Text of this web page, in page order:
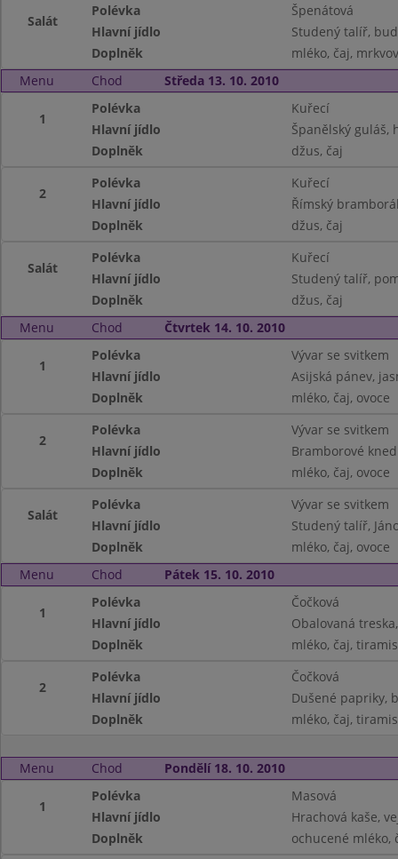
Salát
Polévka
Špenátová
Hlavní jídlo
Studený talíř,
Doplněk
mléko, čaj,
Menu
Chod Středa 13. 10. 2010
1
Polévka
Kuřecí
Hlavní jídlo
Španělský guláš,
Doplněk
džus, čaj
2
Polévka
Kuřecí
Hlavní jídlo
Římský
Doplněk
džus, čaj
Salát
Polévka
Kuřecí
Hlavní jídlo
Studený talíř,
Doplněk
džus, čaj
Menu
Chod Čtvrtek 14. 10. 2010
1
Polévka
Vývar se svitkem
Hlavní jídlo
Asijská pánev,
Doplněk
mléko, čaj, ovoce
2
Polévka
Vývar se svitkem
Hlavní jídlo
Bramborové
Doplněk
mléko, čaj, ovoce
Salát
Polévka
Vývar se svitkem
Hlavní jídlo
Studený talíř,
Doplněk
mléko, čaj, ovoce
Menu
Chod Pátek 15. 10. 2010
1
Polévka
Čočková
Hlavní jídlo
Obalovaná
Doplněk
mléko, čaj,
2
Polévka
Čočková
Hlavní jídlo
Dušené papriky,
Doplněk
mléko, čaj,
Menu Chod Pondělí 18. 10. 2010
1
Polévka
Masová
Hlavní jídlo
Hrachová kaše,
Doplněk
ochucené mléko,